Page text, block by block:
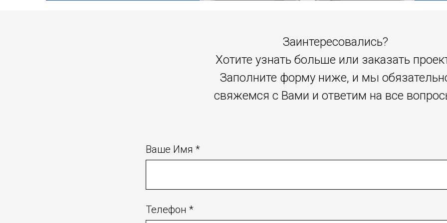
Заинтересовались?
Хотите узнать больше или заказать
Заполните форму ниже, и мы
свяжемся с Вами и ответим на все
Ваше Имя *
Телефон *